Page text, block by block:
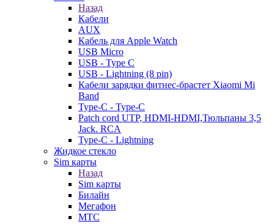
Назад
Кабели
AUX
Кабель для Apple Watch
USB Micro
USB - Type C
USB - Lightning (8 pin)
Кабели зарядки фитнес-брастет Xiaomi Mi
Band
Type-C - Type-C
Patch cord UTP, HDMI-HDMI,Тюльпаны 3,5
Jack. RCA
Type-C - Lightning
Жидкое стекло
Sim карты
Назад
Sim карты
Билайн
Мегафон
МТС